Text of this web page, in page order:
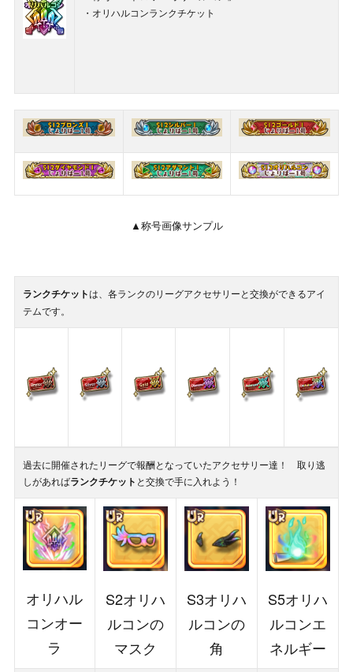
・オリハルコンランクチケット
▲称号画像サンプル
ランクチケットは、各ランクのリーグアクセサリーと交換ができるアイ
テムです。
過去に開催されたリーグで報酬となっていたアクセサリー達！ 取り逃
しがあればランクチケット と交換で手に入れよう！
オリハル
コンオー
ラ
S2オリハ
ルコンの
マスク
S3オリハ
ルコンの
角
S5オリハ
ルコンエ
ネルギー